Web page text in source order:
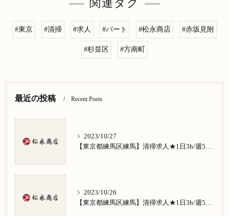
関連タグ
#東京 #清掃 #求人 #パート #松永商店 #赤坂見附
#杉並区 #方南町
最近の投稿 Recent Posts
2023/10/27
【東京都練馬区練馬】清掃求人★1日3h/週5日/祝日お休み★谷原在住の方歓迎
2023/10/26
【東京都練馬区練馬】清掃求人★1日3h/週5日/祝日お休み★南田中在住の方歓迎